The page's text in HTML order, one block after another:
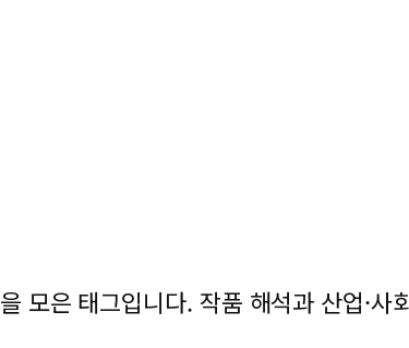
모은 태그입니다. 작품 해석과 산업·사